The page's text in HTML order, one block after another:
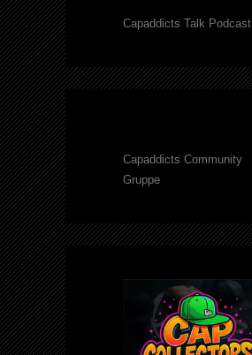
Capaddicts Talk Podcast
Capaddicts Community
Gruppe